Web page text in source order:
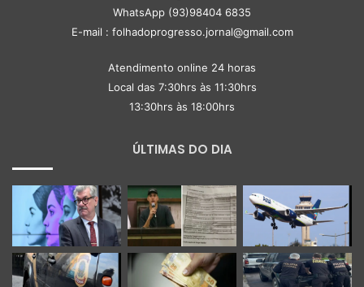
WhatsApp (93)98404 6835
E-mail : folhadoprogresso.jornal@gmail.com
Atendimento online 24 horas
Local das 7:30hrs às 11:30hrs
13:30hrs às 18:00hrs
ÚLTIMAS DO DIA